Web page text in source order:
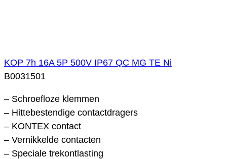
KOP 7h 16A 5P 500V IP67 QC MG TE Ni
B0031501
– Schroefloze klemmen
– Hittebestendige contactdragers
– KONTEX contact
– Vernikkelde contacten
– Speciale trekontlasting